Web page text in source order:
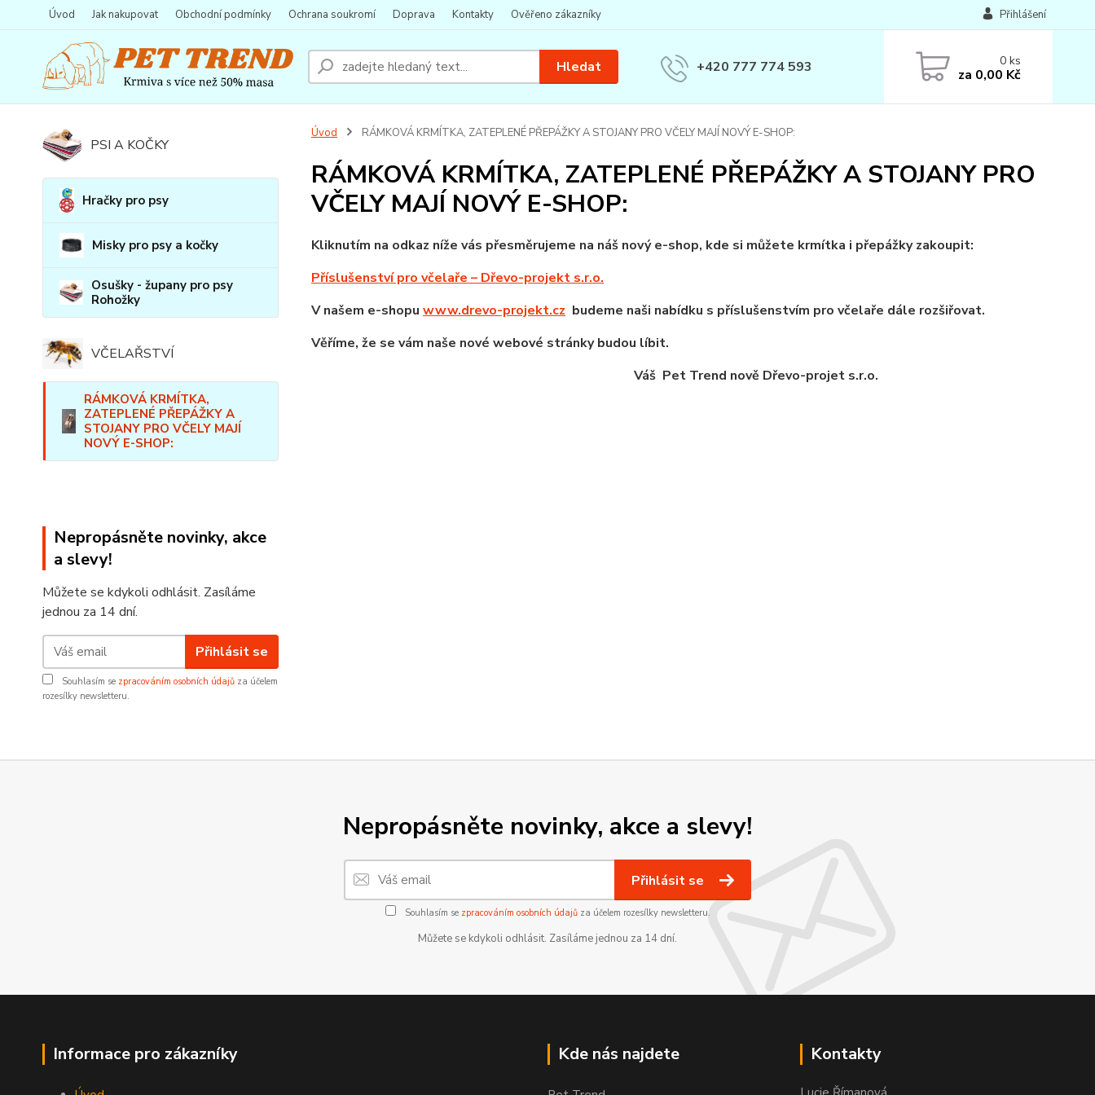
Úvod Jak nakupovat Obchodní podmínky Ochrana soukromí Doprava Kontakty Ověřeno zákazníky Přihlášení
Hledat +420 777 774 593 0ks
za 0,00 Kč
PSI A KOČKY
Hračky pro psy
Misky pro psy a kočky
Osušky - župany pro psy
Rohožky
VČELAŘSTVÍ
RÁMKOVÁ KRMÍTKA,
ZATEPLENÉ PŘEPÁŽKY A
STOJANY PRO VČELY MAJÍ
NOVÝ E-SHOP:
Nepropásněte novinky, akce
a slevy!
Můžete se kdykoli odhlásit. Zasíláme
jednou za 14 dní.
Přihlásit se
Souhlasím se zpracováním osobních údajů za účelem
rozesílky newsletteru.
Úvod RÁMKOVÁ KRMÍTKA, ZATEPLENÉ PŘEPÁŽKY A STOJANY PRO VČELY MAJÍ NOVÝ E-SHOP:
RÁMKOVÁ KRMÍTKA, ZATEPLENÉ PŘEPÁŽKY A STOJANY PRO
VČELY MAJÍ NOVÝ E-SHOP:
Kliknutím na odkaz níže vás přesměrujeme na náš nový e-shop, kde si můžete krmítka i přepážky zakoupit:
Příslušenství pro včelaře – Dřevo-projekt s.r.o.
V našem e-shopu www.drevo-projekt.cz budeme naši nabídku s příslušenstvím pro včelaře dále rozšiřovat.
Věříme, že se vám naše nové webové stránky budou líbit.
Váš Pet Trend nově Dřevo-projet s.r.o.
Nepropásněte novinky, akce a slevy!
Přihlásit se
Souhlasím se zpracováním osobních údajůza účelem rozesílky newsletteru.
Můžete se kdykoli odhlásit. Zasíláme jednou za 14 dní.
Informace pro zákazníky Kde nás najdete Kontakty